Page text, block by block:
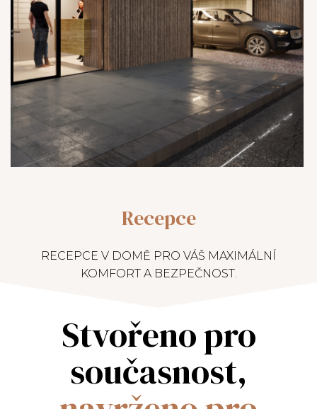
Recepce
RECEPCE V DOMĚ PRO VÁŠ MAXIMÁLNÍ
KOMFORT A BEZPEČNOST.
Stvořeno pro
současnost,